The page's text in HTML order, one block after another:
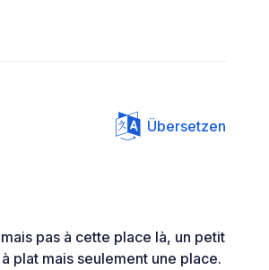
Übersetzen
pas à cette place là, un petit
plat mais seulement une place.